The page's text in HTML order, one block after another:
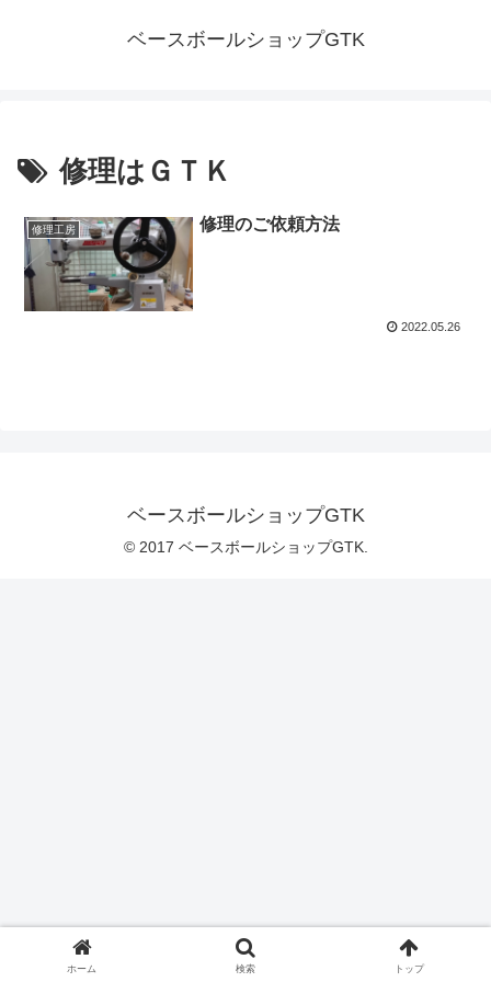
ベースボールショップGTK
修理はＧＴＫ
修理工房 修理のご依頼方法
2022.05.26
ベースボールショップGTK
© 2017 ベースボールショップGTK.
ホーム 検索 トップ